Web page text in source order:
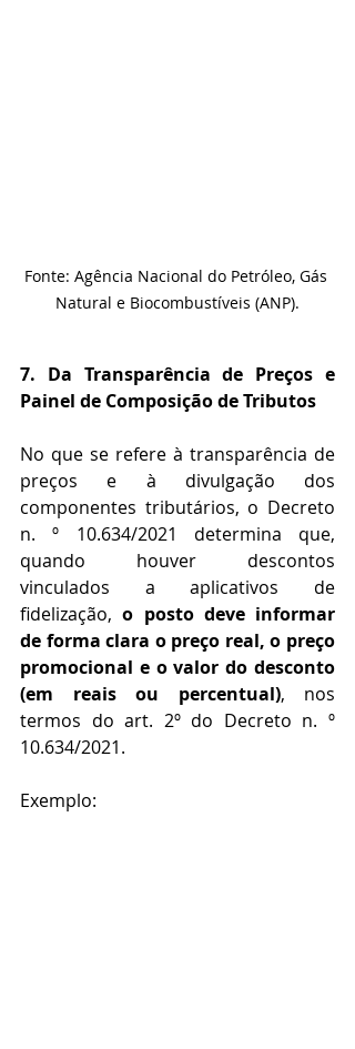
Fonte: Agência Nacional do Petróleo, Gás
Natural e Biocombustíveis (ANP).
7. Da Transparência de Preços e
Painel de Composição de Tributos
No que se refere à transparência de
preços e à divulgação dos
componentes tributários, o Decreto
n. º 10.634/2021 determina que,
quando houver descontos
vinculados a aplicativos de
fidelização, o posto deve informar
de forma clara o preço real, o preço
promocional e o valor do desconto
(em reais ou percentual), nos
termos do art. 2º do Decreto n. º
10.634/2021.
Exemplo: